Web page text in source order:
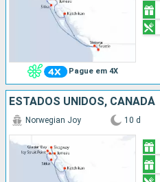
Pague em 4X
ESTADOS UNIDOS, CANADÁ
Norwegian Joy 10 d